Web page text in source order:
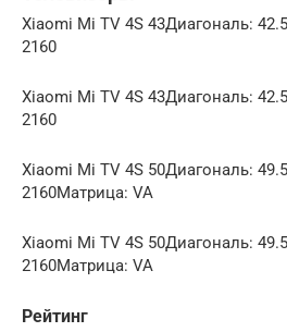
Xiaomi Mi TV 4S 43Диагональ:
2160
Xiaomi Mi TV 4S 43Диагональ:
2160
Xiaomi Mi TV 4S 50Диагональ:
2160Матрица: VA
Xiaomi Mi TV 4S 50Диагональ:
2160Матрица: VA
Рейтинг